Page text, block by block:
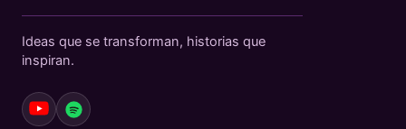
Ideas que se transforman, historias que
inspiran.